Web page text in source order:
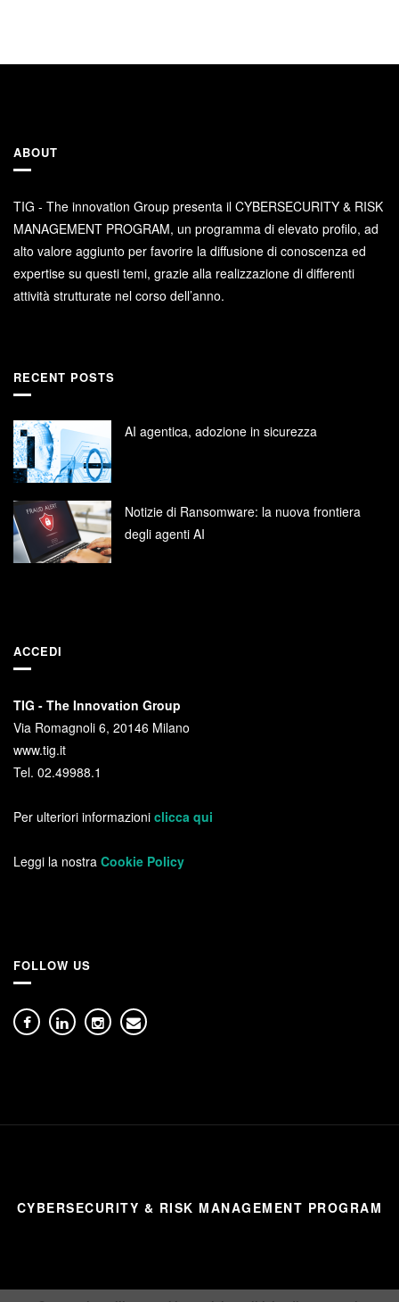
ABOUT
TIG - The innovation Group presenta il CYBERSECURITY & RISK
MANAGEMENT PROGRAM, un programma di elevato profilo, ad
alto valore aggiunto per favorire la diffusione di conoscenza ed
expertise su questi temi, grazie alla realizzazione di differenti
attività strutturate nel corso dell’anno.
RECENT POSTS
AI agentica, adozione in sicurezza
Notizie di Ransomware: la nuova frontiera
degli agenti AI
ACCEDI
TIG - The Innovation Group
Via Romagnoli 6, 20146 Milano
www.tig.it
Tel. 02.49988.1
Per ulteriori informazioni clicca qui
Leggi la nostra Cookie Policy
FOLLOW US
CYBERSECURITY & RISK MANAGEMENT PROGRAM